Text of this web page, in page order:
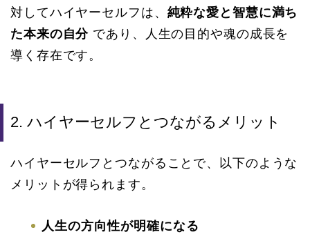
対してハイヤーセルフは、 純粋な愛と智慧に満ち
た本来の自分 であり、人生の目的や魂の成長を
導く存在です。
2. ハイヤーセルフとつながるメリット
ハイヤーセルフとつながることで、以下のような
メリットが得られます。
人生の方向性が明確になる